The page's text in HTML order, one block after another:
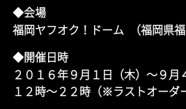
◆会場
福岡ヤフオク！ドーム （福岡県福
◆開催日時
２０１６年９月１日（木）〜９
１２時〜２２時（※ラストオーダ